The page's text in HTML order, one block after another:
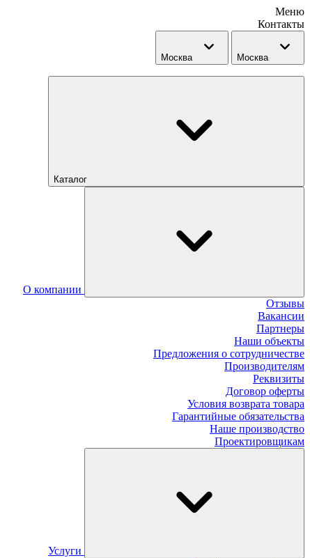
Меню
Контакты
Москва Москва
Каталог
О компании
Отзывы
Вакансии
Партнеры
Наши объекты
Предложения о сотрудничестве
Производителям
Реквизиты
Договор оферты
Условия возврата товара
Гарантийные обязательства
Наше производство
Проектировщикам
Услуги